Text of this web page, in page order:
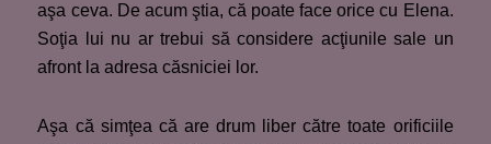
aşa ceva. De acum ştia, că poate face orice cu Elena.
Soţia lui nu ar trebui să considere acţiunile sale un
afront la adresa căsniciei lor.
Aşa că simţea că are drum liber către toate orificiile